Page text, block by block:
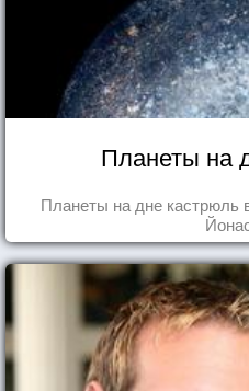
Планеты на
Планеты на дне кастрюль